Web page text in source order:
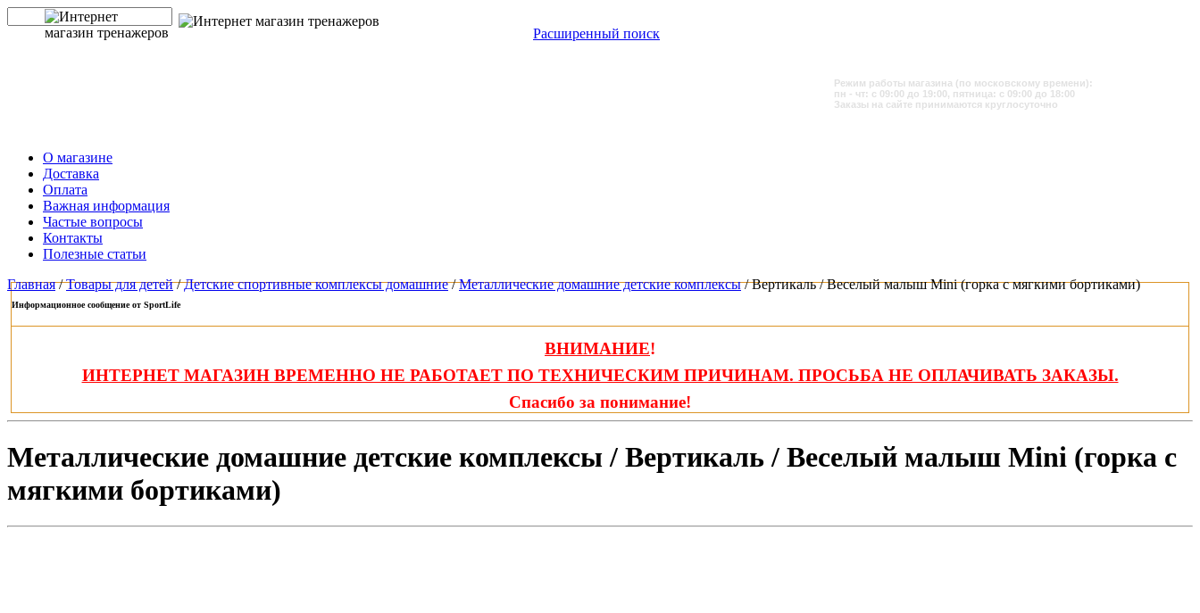
Расширенный поиск
Режим работы магазина (по московскому времени):
пн - чт: с 09:00 до 19:00, пятница: с 09:00 до 18:00
Заказы на сайте принимаются круглосуточно
О магазине
Доставка
Оплата
Важная информация
Частые вопросы
Контакты
Полезные статьи
Главная/Товары для детей/Детские спортивные комплексы домашние/Металлические домашние детские комплексы/ Вертикаль / Веселый малыш Mini (горка с мягкими бортиками)
Информационное сообщение от SportLife
ВНИМАНИЕ!
ИНТЕРНЕТ МАГАЗИН ВРЕМЕННО НЕ РАБОТАЕТ ПО ТЕХНИЧЕСКИМ ПРИЧИНАМ. ПРОСЬБА НЕ ОПЛАЧИВАТЬ ЗАКАЗЫ.
Спасибо за понимание!
Металлические домашние детские комплексы / Вертикаль / Веселый малыш Mini (горка с
мягкими бортиками)